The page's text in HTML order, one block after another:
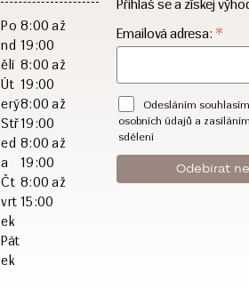
Po
nd
ělí
Út
erý
Stř
ed
a
Čt
vrt
ek
Pát
ek
8:00 až
19:00
8:00 až
19:00
8:00 až
19:00
8:00 až
19:00
8:00 až
15:00
Přihlaš se a získej
Emailová adresa: *
Odesláním
osobních údajů a
sdělení